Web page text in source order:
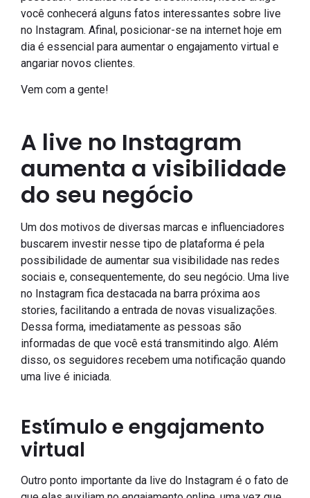
você conhecerá alguns fatos interessantes sobre live
no Instagram. Afinal, posicionar-se na internet hoje em
dia é essencial para aumentar o engajamento virtual e
angariar novos clientes.
Vem com a gente!
A live no Instagram
aumenta a visibilidade
do seu negócio
Um dos motivos de diversas marcas e influenciadores
buscarem investir nesse tipo de plataforma é pela
possibilidade de aumentar sua visibilidade nas redes
sociais e, consequentemente, do seu negócio. Uma live
no Instagram fica destacada na barra próxima aos
stories, facilitando a entrada de novas visualizações.
Dessa forma, imediatamente as pessoas são
informadas de que você está transmitindo algo. Além
disso, os seguidores recebem uma notificação quando
uma live é iniciada.
Estímulo e engajamento
virtual
Outro ponto importante da live do Instagram é o fato de